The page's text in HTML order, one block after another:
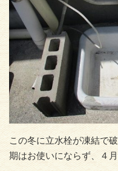
この冬に立水栓が凍結で
期はお使いにならず、４